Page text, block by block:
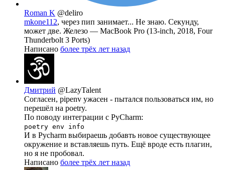
Roman K @deliro
mkone112, через пип занимает... Не знаю. Секунду,
может две. Железо — MacBook Pro (13-inch, 2018, Four
Thunderbolt 3 Ports)
Написано более трёх лет назад
Дмитрий @LazyTalent
Согласен, pipenv ужасен - пытался пользоваться им, но
перешёл на poetry.
По поводу интеграции с PyCharm:
poetry env info
И в Pycharm выбираешь добавть новое существующее
окружение и вставляешь путь. Ещё вроде есть плагин,
но я не пробовал.
Написано более трёх лет назад